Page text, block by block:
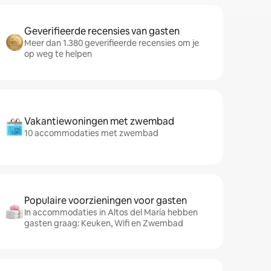
Geverifieerde recensies van gasten
Meer dan 1.380 geverifieerde recensies om je
op weg te helpen
Vakantiewoningen met zwembad
10 accommodaties met zwembad
Populaire voorzieningen voor gasten
In accommodaties in Altos del María hebben
gasten graag: Keuken, Wifi en Zwembad